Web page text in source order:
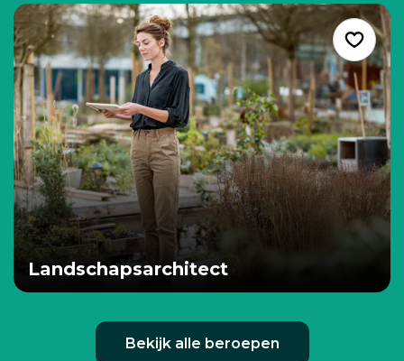
Landschapsarchitect
Bekijk alle beroepen